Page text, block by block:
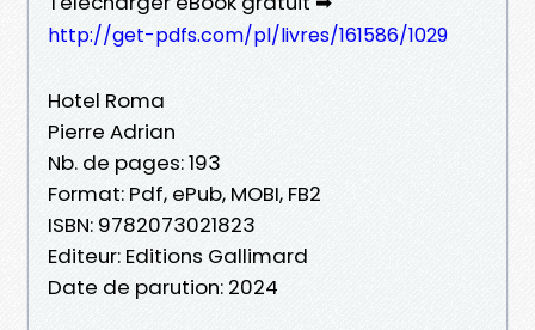
http://get-pdfs.com/pl/livres/161586/1029
Hotel Roma
Pierre Adrian
Nb. de pages: 193
Format: Pdf, ePub, MOBI, FB2
ISBN: 9782073021823
Editeur: Editions Gallimard
Date de parution: 2024